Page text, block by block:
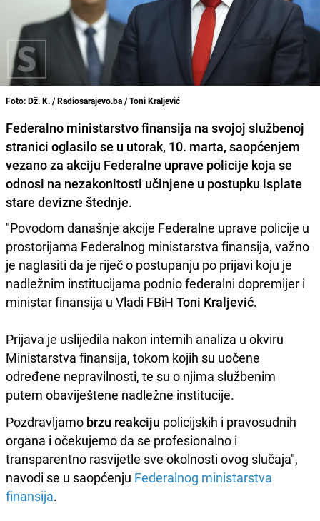
Foto: Dž. K. / Radiosarajevo.ba / Toni Kraljević
Federalno ministarstvo finansija na svojoj službenoj
stranici oglasilo se u utorak, 10. marta, saopćenjem
vezano za akciju Federalne uprave policije koja se
odnosi na nezakonitosti učinjene u postupku isplate
stare devizne štednje.
"Povodom današnje akcije Federalne uprave policije u
prostorijama Federalnog ministarstva finansija, važno
je naglasiti da je riječ o postupanju po prijavi koju je
nadležnim institucijama podnio federalni dopremijer i
ministar finansija u Vladi FBiH Toni Kraljević.
Prijava je uslijedila nakon internih analiza u okviru
Ministarstva finansija, tokom kojih su uočene
određene nepravilnosti, te su o njima službenim
putem obaviještene nadležne institucije.
Pozdravljamo brzu reakciju policijskih i pravosudnih
organa i očekujemo da se profesionalno i
transparentno rasvijetle sve okolnosti ovog slučaja",
navodi se u saopćenju Federalnog ministarstva
finansija.